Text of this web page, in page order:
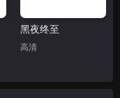
黑夜终至
高清